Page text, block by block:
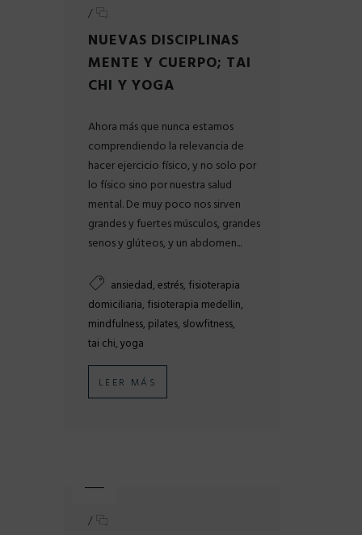
/
NUEVAS DISCIPLINAS
MENTE Y CUERPO; TAI
CHI Y YOGA
Ahora más que nunca estamos
comprendiendo la relevancia de
hacer ejercicio físico, y no solo por
lo físico sino por nuestra salud
mental. De muy poco nos sirven
grandes y fuertes músculos, grandes
senos y glúteos, y un abdomen...
ansiedad,estrés, fisioterapia
domiciliaria, fisioterapia medellin,
mindfulness, pilates, slowfitness,
tai chi,yoga
LEER MÁS
/